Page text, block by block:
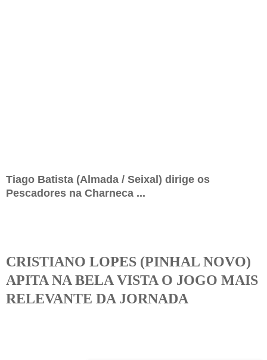
Tiago Batista (Almada / Seixal) dirige os
Pescadores na Charneca ...
CRISTIANO LOPES (PINHAL NOVO)
APITA NA BELA VISTA O JOGO MAIS
RELEVANTE DA JORNADA